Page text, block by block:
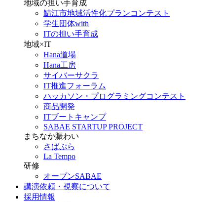
地域の担い手育成
鯖江市地域活性化プランコンテスト
学生団体with
ITの担い手育成
地域×IT
Hana道場
Hana工房
サイバーサクラ
IT推進フォーラム
ハッカソン・プログラミングコンテスト
商品開発
ITブートキャンプ
SABAE STARTUP PROJECT
まちなか賑わい
さばぷら
La Tempo
研修
オープンSABAE
講演依頼・視察について
採用情報